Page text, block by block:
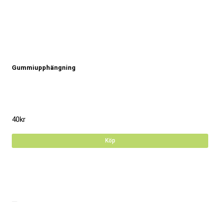
Gummiupphängning
40kr
Köp